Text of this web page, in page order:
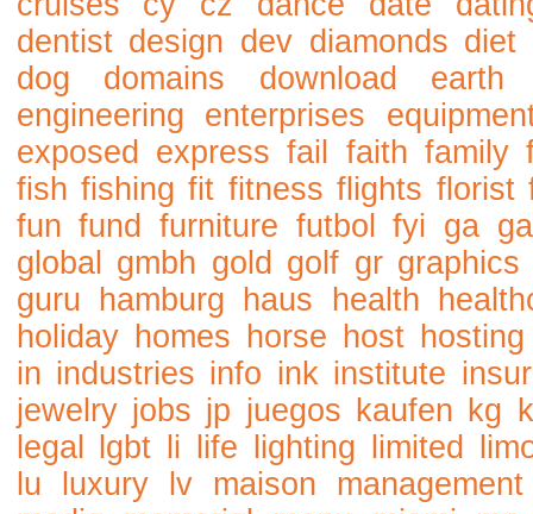
dentist design dev diamonds diet
dog
domains download
earth
engineering
enterprises
exposed
express fail faith family
fish fishing fit fitness flights florist
fun fund furniture futbol fyi ga
global
gmbh gold golf gr graphics
guru
hamburg haus health
holiday homes horse host hosting
in industries info ink institute
jewelry jobs jp juegos kaufen kg
legal
lgbt li life lighting limited
lu
luxury lv maison
management